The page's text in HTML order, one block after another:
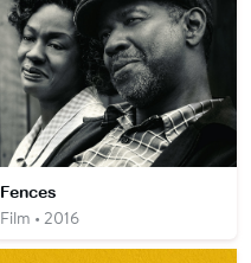
Fences
Film • 2016